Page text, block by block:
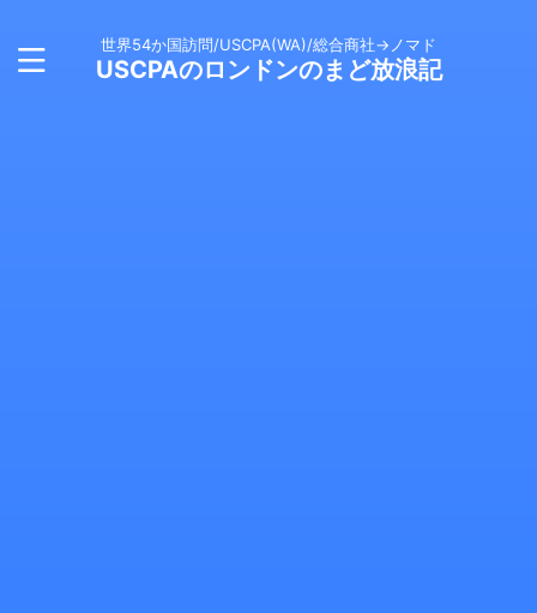
世界54か国訪問/USCPA(WA)/総合商社→ノマド
USCPAのロンドンのまど放浪記